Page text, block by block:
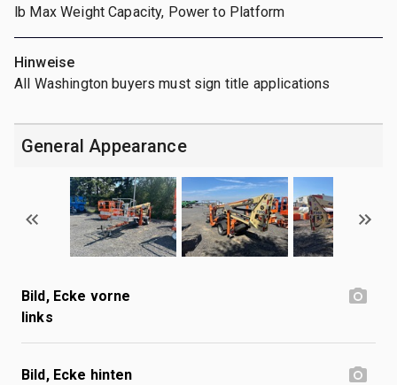
lb Max Weight Capacity, Power to Platform
Hinweise
All Washington buyers must sign title applications
General Appearance
Bild, Ecke vorne
links
Bild, Ecke hinten